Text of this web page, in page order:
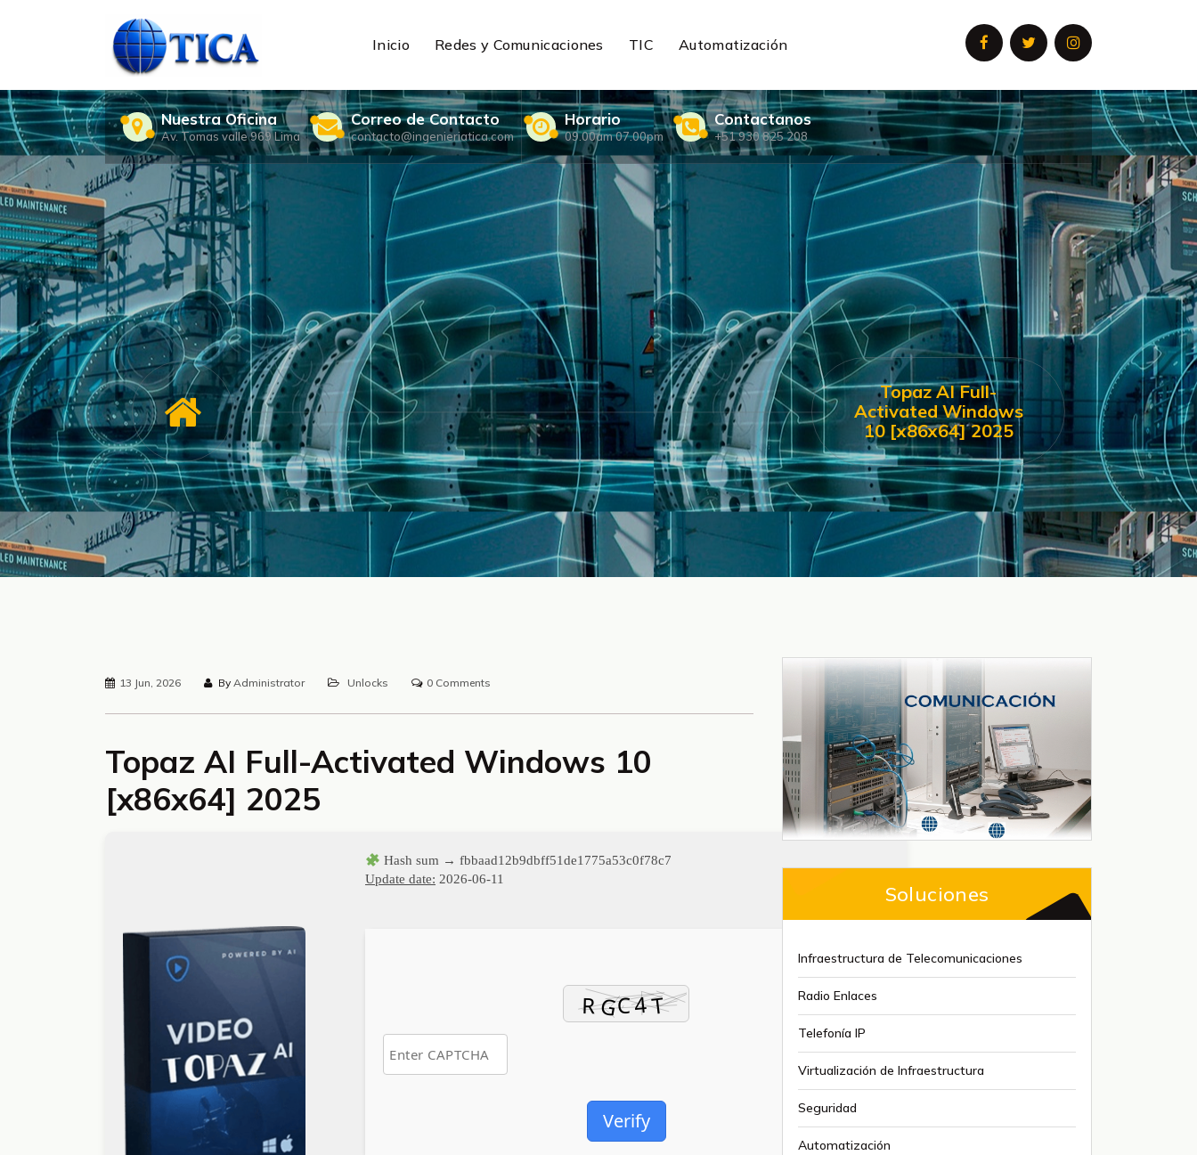
Inicio Redes y Comunicaciones TIC Automatización
Nuestra Oficina
Av. Tomas valle 969 Lima
Correo de Contacto
contacto@ingenieriatica.com
Horario
09.00am 07.00pm
Contactanos
+51 930 825 208
Topaz AI Full-
Activated Windows
10 [x86x64] 2025
13 Jun, 2026 By Administrator Unlocks 0 Comments
Topaz AI Full-Activated Windows 10
[x86x64] 2025
Hash sum → fbbaad12b9dbff51de1775a53c0f78c7
Update date: 2026-06-11
Verify
Soluciones
Infraestructura de Telecomunicaciones
Radio Enlaces
Telefonía IP
Virtualización de Infraestructura
Seguridad
Automatización